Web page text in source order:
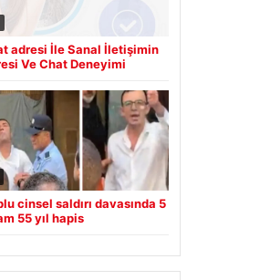
adresi İle Sanal İletişimin
Ve Chat Deneyimi
cinsel saldırı davasında 5
55 yıl hapis